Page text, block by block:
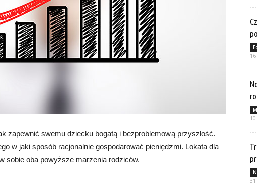
zapewnić swemu dziecku bogatą i bezproblemową przyszłość.
w jaki sposób racjonalnie gospodarować pieniędzmi. Lokata dla
sobie oba powyższe marzenia rodziców.